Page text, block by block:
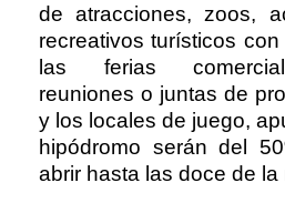
de atracciones, zoos,
recreativos turísticos
las ferias
reuniones o juntas de
y los locales de juego,
hipódromo serán del
abrir hasta las doce de la